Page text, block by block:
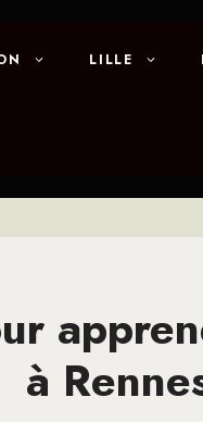
LILLE
à